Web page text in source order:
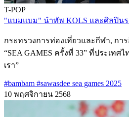
T-POP
"แบมแบม" นำทัพ KOLS และศิลปิน
กระทรวงการท่องเที่ยวและกีฬา, ก
“SEA GAMES ครั้งที่ 33” ที่ประเท
เรา”
#bambam #sawasdee sea games 2025
10 พฤศจิกายน 2568